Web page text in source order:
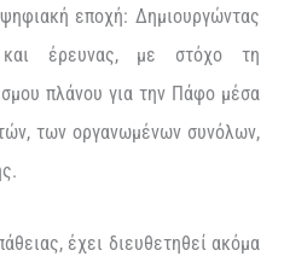
εποχή: Δημιουργώντας
και έρευνας, με στόχο τη
πλάνου για την Πάφο μέσα
των οργανωμένων συνόλων,
έχει διευθετηθεί ακόμα